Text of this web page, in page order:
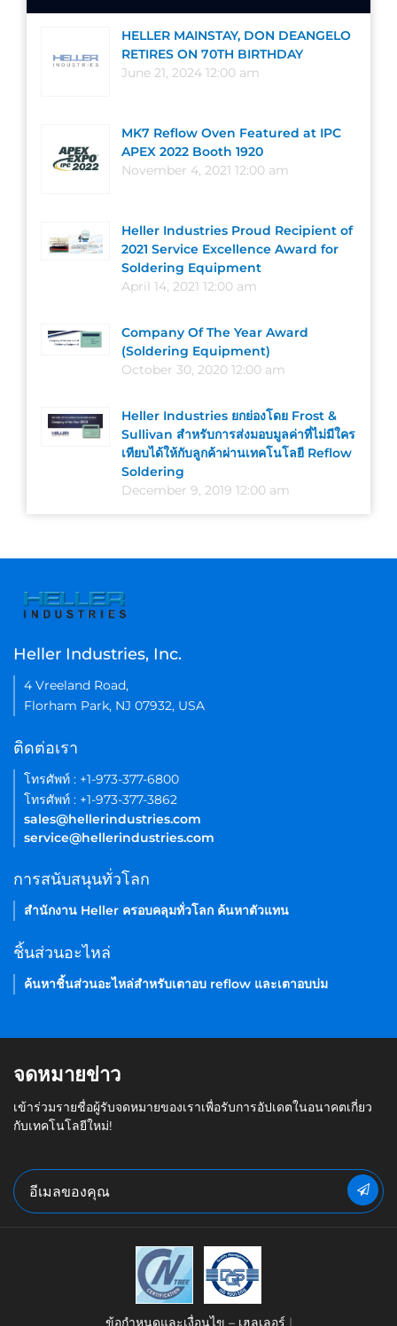
HELLER MAINSTAY, DON DEANGELO
RETIRES ON 70TH BIRTHDAY
June 21, 2024 12:00 am
MK7 Reflow Oven Featured at IPC
APEX 2022 Booth 1920
November 4, 2021 12:00 am
Heller Industries Proud Recipient of
2021 Service Excellence Award for
Soldering Equipment
April 14, 2021 12:00 am
Company Of The Year Award
(Soldering Equipment)
October 30, 2020 12:00 am
Heller Industries ยกย่องโดย Frost &
Sullivan สำหรับการส่งมอบมูลค่าที่ไม่มีใคร
เทียบได้ให้กับลูกค้าผ่านเทคโนโลยี Reflow
Soldering
December 9, 2019 12:00 am
Heller Industries, Inc.
4 Vreeland Road,
Florham Park, NJ 07932, USA
ติดต่อเรา
โทรศัพท์ : +1-973-377-6800
โทรศัพท์ : +1-973-377-3862
sales@hellerindustries.com
service@hellerindustries.com
การสนับสนุนทั่วโลก
สำนักงาน Heller ครอบคลุมทั่วโลก ค้นหาตัวแทน
ชิ้นส่วนอะไหล่
ค้นหาชิ้นส่วนอะไหล่สำหรับเตาอบ reflow และเตาอบบ่ม
จดหมายข่าว
เข้าร่วมรายชื่อผู้รับจดหมายของเราเพื่อรับการอัปเดตในอนาคตเกี่ยว
กับเทคโนโลยีใหม่!
ข้อกำหนดและเงื่อนไข – เฮลเลอร์